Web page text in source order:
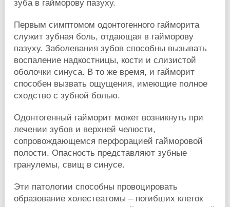
зуба в гайморову пазуху.
Первым симптомом одонтогенного гайморита
служит зубная боль, отдающая в гайморову
пазуху. Заболевания зубов способны вызывать
воспаление надкостницы, кости и слизистой
оболочки синуса. В то же время, и гайморит
способен вызвать ощущения, имеющие полное
сходство с зубной болью.
Одонтогенный гайморит может возникнуть при
лечении зубов и верхней челюсти,
сопровождающемся перфорацией гайморовой
полости. Опасность представляют зубные
гранулемы, свищ в синусе.
Эти патологии способны провоцировать
образование холестеатомы – погибших клеток